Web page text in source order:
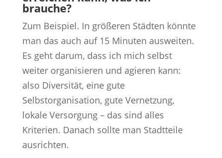
brauche?
Zum Beispiel. In größeren Städten könnte
man das auch auf 15 Minuten ausweiten.
Es geht darum, dass ich mich selbst
weiter organisieren und agieren kann:
also Diversität, eine gute
Selbstorganisation, gute Vernetzung,
lokale Versorgung – das sind alles
Kriterien. Danach sollte man Stadtteile
ausrichten.